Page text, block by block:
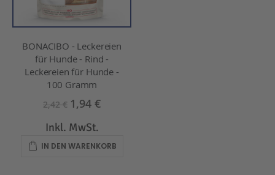
BONACIBO - Leckereien
für Hunde - Rind -
Leckereien für Hunde -
100 Gramm
2,42 € 1,94 €
Inkl. MwSt.
IN DEN WARENKORB